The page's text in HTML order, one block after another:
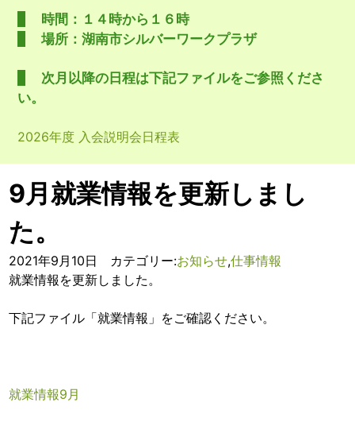
時間：１４時から１６時
場所：湖南市シルバーワークプラザ
次月以降の日程は下記ファイルをご参照くださ
い。
2026年度 入会説明会日程表
9月就業情報を更新しまし
た。
2021年9月10日 カテゴリー:お知らせ,仕事情報
就業情報を更新しました。
下記ファイル「就業情報」をご確認ください。
就業情報9月